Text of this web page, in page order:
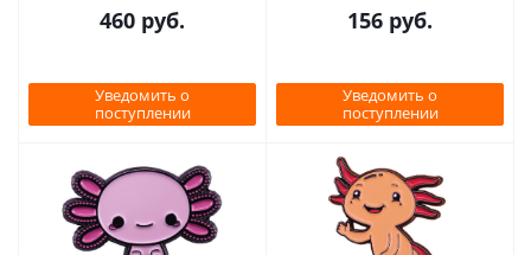
460 руб.
Уведомить о
поступлении
156 руб.
Уведомить о
поступлении